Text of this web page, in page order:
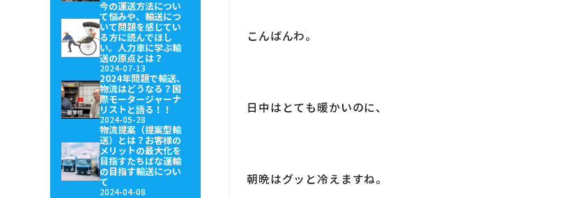
今の運送方法につい
て悩みや、輸送につ
いて問題を感じてい
る方に読んでほし
い。人力車に学ぶ輸
送の原点とは？
2024-07-13
2024年問題で輸送、
物流はどうなる？国
際モータージャーナ
リストと語る！！
2024-05-28
物流提案（提案型輸
送）とは？お客様の
メリットの最大化を
目指すたちばな運輸
の目指す輸送につい
て
2024-04-08
こんばんわ。
日中はとても暖かいのに、
朝晩はグッと冷えますね。